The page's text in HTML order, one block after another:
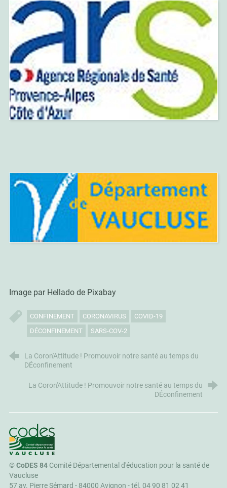
Image par Hellado de Pixabay
CONFINEMENT CORONAVIRUS
COVID-19
DÉCONFINEMENT
SARS-COV-2
La Coron'Attitude ! Promouvoir notre santé au temps du
DÉconfinement
La Coron'Attitude ! Promouvoir notre santé au temps du
DÉconfinement
CoDES 84
©CoDES 84Comité Départemental d'éducation pour la santé de
Vaucluse
57 av. Pierre Sémard - 84000 Avignon -tél. 04 90 81 02 41